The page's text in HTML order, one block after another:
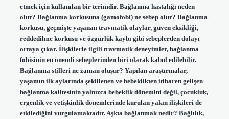
etmek için kullanılan bir terimdir. Bağlanma hastalığı neden
olur? Bağlanma korkusuna (gamofobi) ne sebep olur? Bağlanma
korkusu, geçmişte yaşanan travmatik olaylar, güven eksikliği,
reddedilme korkusu ve özgürlük kaybı gibi sebeplerden dolayı
ortaya çıkar. İlişkilerle ilgili travmatik deneyimler, bağlanma
fobisinin en önemli sebeplerinden biri olarak kabul edilebilir.
Bağlanma stilleri ne zaman oluşur? Yapılan araştırmalar,
yaşamın ilk aylarında şekillenen ve bebeklikten itibaren gelişen
bağlanma kalitesinin yalnızca bebeklik dönemini değil, çocukluk,
ergenlik ve yetişkinlik dönemlerinde kurulan yakın ilişkileri de
etkilediğini vurgulamaktadır. Aşkta bağlanmak nedir? Bağlılık,